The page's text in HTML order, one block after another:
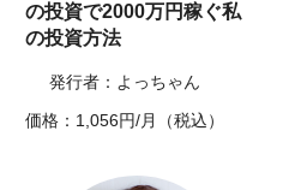
の投資で2000万円稼ぐ私
の投資方法
発行者：よっちゃん
価格：1,056円/月（税込）